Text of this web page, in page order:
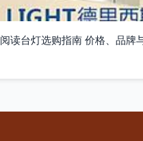
读台灯选购指南 价格、品牌